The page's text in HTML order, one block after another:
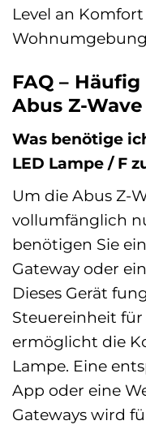
Level an
FAQ –
Abus Z-
Was benötige
LED Lampe / F
Um die Abus Z-
vollumfänglich
benötigen Sie
Gateway oder
Dieses Gerät
Steuereinheit
ermöglicht die
Lampe. Eine
App oder eine
Gateways wird